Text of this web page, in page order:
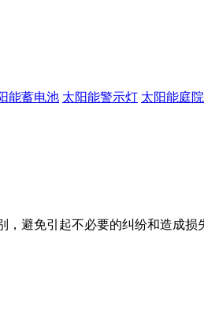
能蓄电池 太阳能警示灯 太阳能庭
避免引起不必要的纠纷和造成损